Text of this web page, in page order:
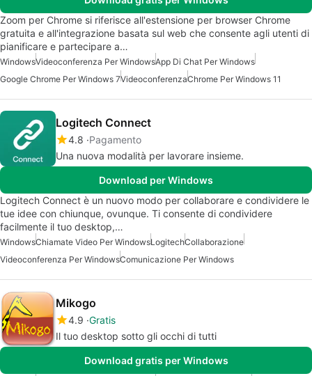
Zoom per Chrome si riferisce all'estensione per browser Chrome
gratuita e all'integrazione basata sul web che consente agli utenti di
pianificare e partecipare a…
WindowsVideoconferenza Per WindowsApp Di Chat Per Windows
Google Chrome Per Windows 7VideoconferenzaChrome Per Windows 11
Logitech Connect
4.8 Pagamento
Una nuova modalità per lavorare insieme.
Download per Windows
Logitech Connect è un nuovo modo per collaborare e condividere le
tue idee con chiunque, ovunque. Ti consente di condividere
facilmente il tuo desktop,…
WindowsChiamate Video Per WindowsLogitechCollaborazione
Videoconferenza Per WindowsComunicazione Per Windows
Mikogo
4.9 Gratis
Il tuo desktop sotto gli occhi di tutti
Download gratis per Windows